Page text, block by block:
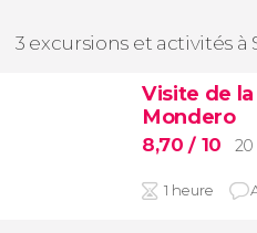
3 excursions et activités à
Visite de
Mondero
8,70/ 10 20
1 heure